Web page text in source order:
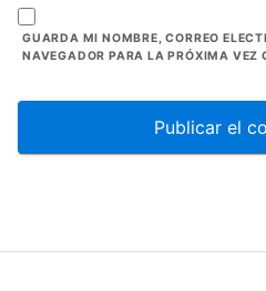
GUARDA MI NOMBRE, CORREO
NAVEGADOR PARA LA PRÓXIMA VEZ